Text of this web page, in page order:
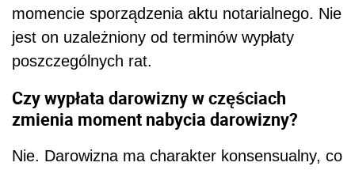
momencie sporządzenia aktu notarialnego. Nie
jest on uzależniony od terminów wypłaty
poszczególnych rat.
Czy wypłata darowizny w częściach
zmienia moment nabycia darowizny?
Nie. Darowizna ma charakter konsensualny, co